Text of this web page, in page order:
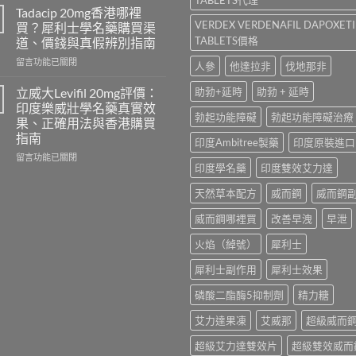
勁
怎
麼
選？
2026
效
果、
價
錢、
副
作
學
名
藥
邊
隻
Cenforce-
100、
Kamagra
與
Kamagra
Oral
Tadacip 20mg香港哪裡
買？犀利士學名藥購買渠
道、價錢與真假辨別指南
在
20mg
香
港
哪
裡
買？
留言功能已關閉
立威大Levifil 20mg評價：
印度樂威壯學名藥真實效
果、正確用法與香港購買
指南
在
留言功能已關閉
VERDEX VERDENAFIL
TABLETS價格
人參
他達拉非
伐地那非
助勃+延時
助勃 + 延時
勃起功能障礙
勃起功能障礙治療
印度Ambitree製藥
印度原裝進口
印度學名藥
印度雙效艾力達
天然草本配方
威而鋼
威而鋼
威而鋼哪裡買
改善早洩
早泄
火焰（綽號）
犀利士
犀利士副作用
犀利士效果
磷酸二酯酶5抑制劑
精力糖
艾力達果凍
艾威那
超級威而鋼
超級艾力達雙效片
超級雙效威而